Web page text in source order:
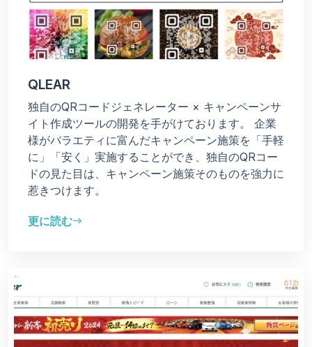
QLEAR
独自のQRコードジェネレーター × キャンペーンサ
イト作成ツールの開発を手がけております。 企業
様がバラエティに富んだキャンペーン施策を「手軽
に」「安く」実施することができ、独自のQRコー
ドの見た目は、キャンペーン施策そのものを強力に
惹きつけます。
更に読むeast